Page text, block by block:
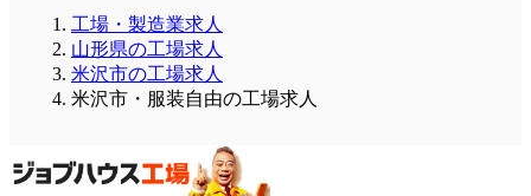
工場・製造業求人
山形県の工場求人
米沢市の工場求人
米沢市・服装自由の工場求人